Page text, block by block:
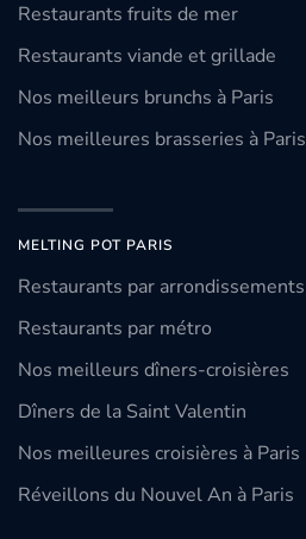
Restaurants fruits de mer
Restaurants viande et grillade
Nos meilleurs brunchs à Paris
Nos meilleures brasseries à Paris
MELTING POT PARIS
Restaurants par arrondissements
Restaurants par métro
Nos meilleurs dîners-croisières
Dîners de la Saint Valentin
Nos meilleures croisières à Paris
Réveillons du Nouvel An à Paris